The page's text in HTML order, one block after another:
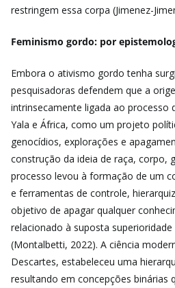
restringem essa corpa (Jimenez-
Feminismo gordo: por
Embora o ativismo gordo tenha
pesquisadoras defendem que a
intrinsecamente ligada ao processo
Yala e África, como um projeto
genocídios, explorações e
construção da ideia de raça, corpo,
processo levou à formação de um
e ferramentas de controle,
objetivo de apagar qualquer
relacionado à suposta
(Montalbetti, 2022). A ciência
Descartes, estabeleceu uma
resultando em concepções binárias